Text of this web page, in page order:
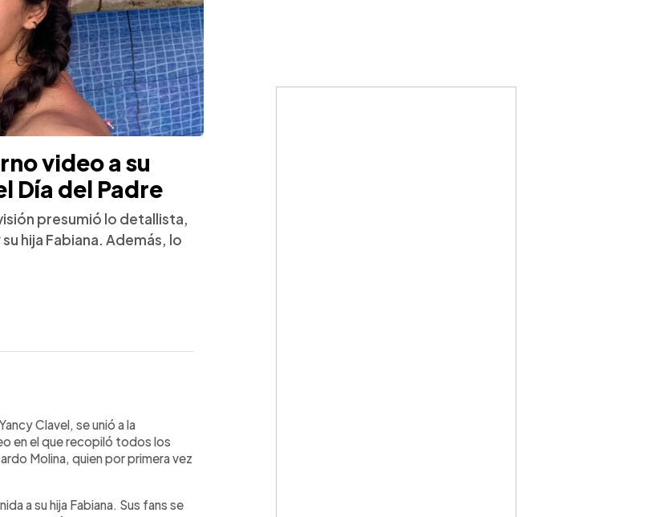
video a su
Día del Padre
presumió lo detallista,
hija Fabiana. Además, lo
Clavel, se unió a la
en el que recopiló todos los
Molina, quien por primera vez
a su hija Fabiana. Sus fans se